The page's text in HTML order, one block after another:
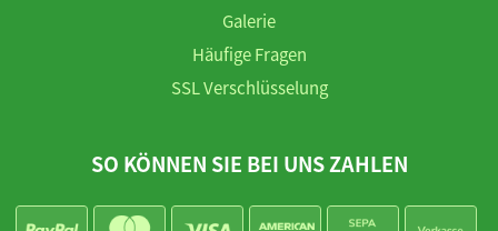
Galerie
Häufige Fragen
SSL Verschlüsselung
SO KÖNNEN SIE BEI UNS ZAHLEN